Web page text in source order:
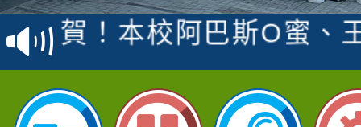
賽 洪綺君教師榮獲社
賀！本校阿巴斯O蜜、
倩參加桃園市科展 國
名 指導老師王老師、
賀！本校四年二班張O
園市英語競賽國小朗讀
賀！本校參加桃園市中